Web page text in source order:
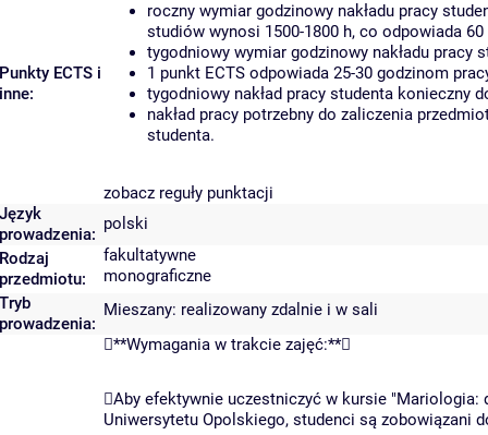
Punkty ECTS i
inne:
roczny wymiar godzinowy nakładu pracy
studiów wynosi 1500-1800 h, co odpowiada 60
tygodniowy wymiar godzinowy nakładu pracy
1 punkt ECTS odpowiada 25-30 godzinom
tygodniowy nakład pracy studenta konieczny
nakład pracy potrzebny do zaliczenia
studenta.
zobacz reguły punktacji
Język
prowadzenia:
polski
Rodzaj
przedmiotu:
fakultatywne
monograficzne
Tryb
prowadzenia:
Mieszany: realizowany zdalnie i w sali
**Wymagania w trakcie zajęć:**
Aby efektywnie uczestniczyć w kursie
Uniwersytetu Opolskiego, studenci są zobowiązani